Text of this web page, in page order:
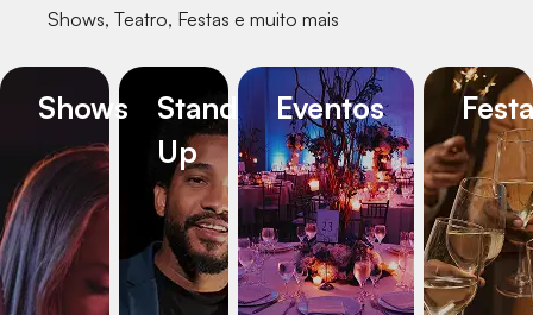
Shows, Teatro, Festas e muito mais
Shows
Stand
Up
Eventos